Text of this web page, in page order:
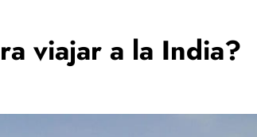
viajar a la India?